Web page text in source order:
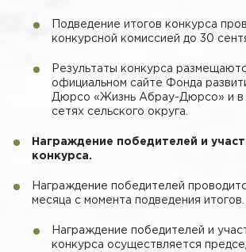
Подведение итогов конкурса
конкурсной комиссией до 30
Результаты конкурса
официальном сайте Фонда
Дюрсо «Жизнь Абрау-Дюрсо» и в
сетях сельского округа.
Награждение победителей и
конкурса.
Награждение победителей
месяца с момента подведения итогов.
Награждение победителей и
конкурса осуществляется